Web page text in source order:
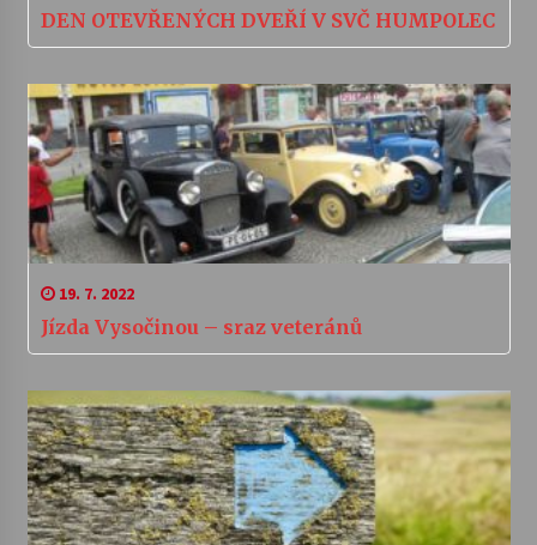
DEN OTEVŘENÝCH DVEŘÍ V SVČ HUMPOLEC
19. 7. 2022
Jízda Vysočinou – sraz veteránů